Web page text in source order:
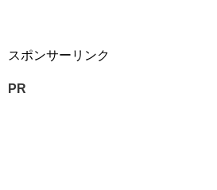
スポンサーリンク
PR